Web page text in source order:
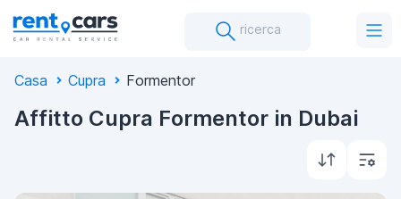
ricerca
Casa Cupra Formentor
Affitto Cupra Formentor in Dubai